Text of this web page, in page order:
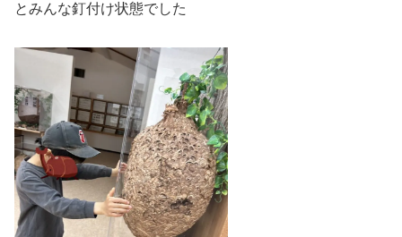
とみんな釘付け状態でした